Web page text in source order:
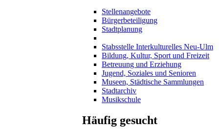
Stellenangebote
Bürgerbeteiligung
Stadtplanung
Stabsstelle Interkulturelles Neu-Ulm
Bildung, Kultur, Sport und Freizeit
Betreuung und Erziehung
Jugend, Soziales und Senioren
Museen, Städtische Sammlungen
Stadtarchiv
Musikschule
Häufig gesucht